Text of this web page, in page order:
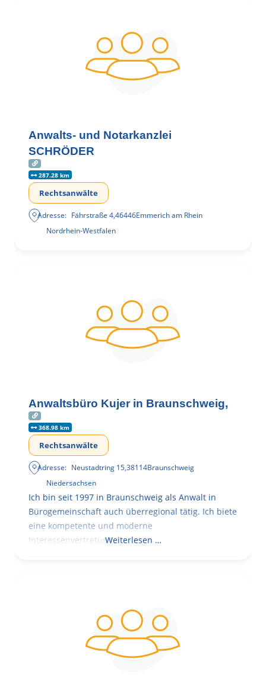
Anwalts- und Notarkanzlei
SCHRÖDER
287.28 km
Rechtsanwälte
Adresse: Fährstraße 4,46446Emmerich am Rhein
Nordrhein-Westfalen
Anwaltsbüro Kujer in Braunschweig,
368.98 km
Rechtsanwälte
Adresse: Neustadtring 15,38114Braunschweig
Niedersachsen
Ich bin seit 1997 in Braunschweig als Anwalt in
Bürogemeinschaft auch überregional tätig. Ich biete
eine kompetente und moderne
Interessenvertretung,Weiterlesen …